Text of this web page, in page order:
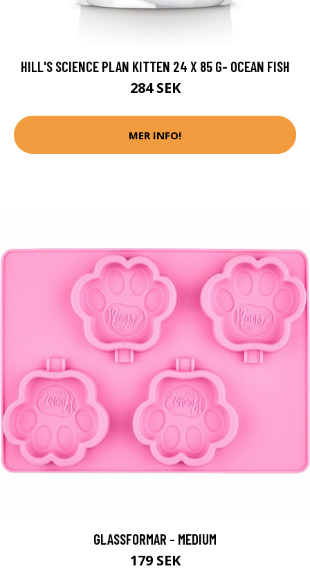
HILL'S SCIENCE PLAN KITTEN 24 X 85 G- OCEAN FISH
284 SEK
MER INFO!
GLASSFORMAR - MEDIUM
179 SEK